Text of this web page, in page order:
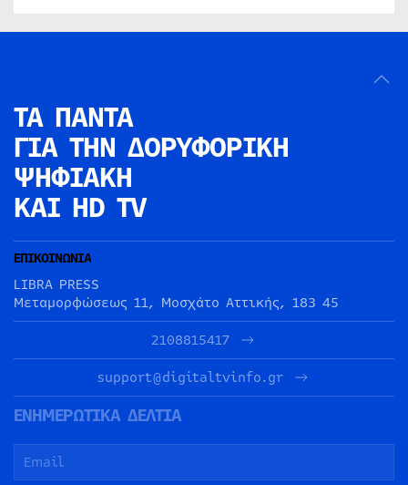
ΤΑ ΠΑΝΤΑ
ΓΙΑ ΤΗΝ ΔΟΡΥΦΟΡΙΚΗ
ΨΗΦΙΑΚΗ
ΚΑΙ HD TV
ΕΠΙΚΟΙΝΩΝΙΑ
LIBRA PRESS
Μεταμορφώσεως 11, Μοσχάτο Αττικής, 183 45
2108815417
support@digitaltvinfo.gr
ΕΝΗΜΕΡΩΤΙΚΑ ΔΕΛΤΙΑ